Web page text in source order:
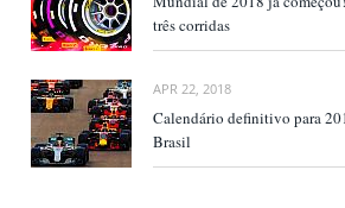
três corridas
APR 22, 2018
Calendário definitivo para
Brasil